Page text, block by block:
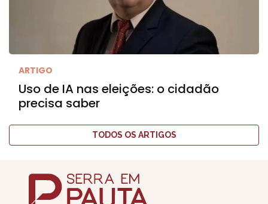
ARTIGO
Uso de IA nas eleições: o cidadão
precisa saber
TODOS OS ARTIGOS